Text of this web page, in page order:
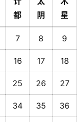
都
阴
星
7 8 9
16 17 18
25 26 27
34 35 36